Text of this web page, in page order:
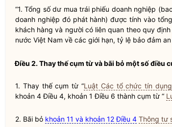
“1. Tổng số dư muatrái phiếu doanh nghiệp
doanh nghiệp đó phát hành) được tính vào
khách hàng và người có liên quan theo quy định
nước Việt Nam về các giới hạn, tỷ lệ bảo đảm
Điều 2. Thay thế cụm từ và bãi bỏ một số điều
1. Thay thế cụm từ “Luật Các tổ chức tín dụng
khoản 4 Điều 4, khoản 1 Điều 6 thành cụm từ “
2. Bãi bỏ khoản 11 và khoản 12 Điều 4 Thông tư